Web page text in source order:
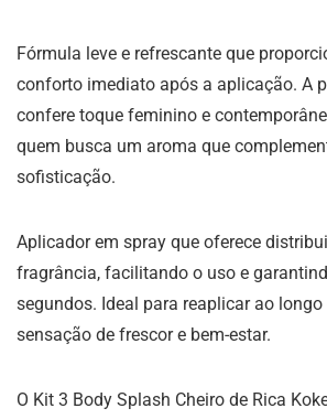
Fórmula leve e refrescante que
conforto imediato após a aplicação. A
confere toque feminino e
quem busca um aroma que
sofisticação.
Aplicador em spray que oferece
fragrância, facilitando o uso e
segundos. Ideal para reaplicar ao
sensação de frescor e bem-estar.
O Kit 3 Body Splash Cheiro de Rica